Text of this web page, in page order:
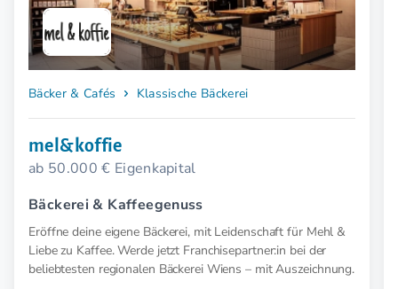
Bäcker & Cafés Klassische Bäckerei
mel&koffie
ab 50.000 € Eigenkapital
Bäckerei & Kaffeegenuss
Eröffne deine eigene Bäckerei, mit Leidenschaft für Mehl &
Liebe zu Kaffee. Werde jetzt Franchisepartner:in bei der
beliebtesten regionalen Bäckerei Wiens – mit Auszeichnung.